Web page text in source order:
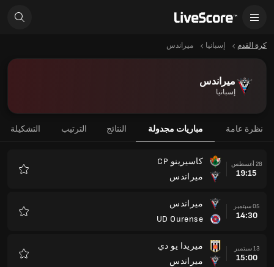
كرة القدم إسبانيا ميراندس
ميراندس
إسبانيا
نظرة عامة مباريات مجدولة النتائج الترتيب التشكيلة
28 أغسطس
19:15
كاسيرينو CP
ميراندس
05 سبتمبر
14:30
ميراندس
UD Ourense
13 سبتمبر
15:00
ميريدا يو دي
ميراندس